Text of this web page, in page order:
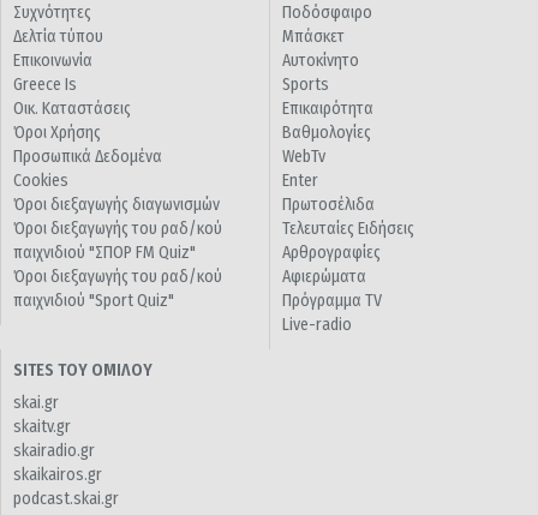
Συχνότητες
Δελτία τύπου
Επικοινωνία
Greece Is
Οικ. Καταστάσεις
Όροι Χρήσης
Προσωπικά Δεδομένα
Cookies
Όροι διεξαγωγής διαγωνισμών
Όροι διεξαγωγής του ραδ/κού
παιχνιδιού "ΣΠΟΡ FM Quiz"
Όροι διεξαγωγής του ραδ/κού
παιχνιδιού "Sport Quiz"
Ποδόσφαιρο
Μπάσκετ
Αυτοκίνητο
Sports
Επικαιρότητα
Βαθμολογίες
WebTv
Enter
Πρωτοσέλιδα
Τελευταίες Ειδήσεις
Αρθρογραφίες
Αφιερώματα
Πρόγραμμα TV
Live-radio
SITES ΤΟΥ ΟΜΙΛΟΥ
skai.gr
skaitv.gr
skairadio.gr
skaikairos.gr
podcast.skai.gr